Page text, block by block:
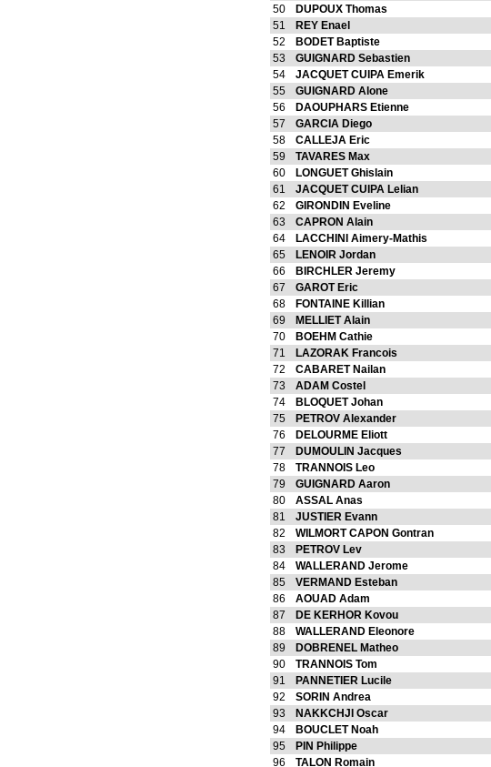
50
DUPOUX Thomas
51
REY Enael
52
BODET Baptiste
53
GUIGNARD Sebastien
54
JACQUET CUIPA Emerik
55
GUIGNARD Alone
56
DAOUPHARS Etienne
57
GARCIA Diego
58
CALLEJA Eric
59
TAVARES Max
60
LONGUET Ghislain
61
JACQUET CUIPA Lelian
62
GIRONDIN Eveline
63
CAPRON Alain
64
LACCHINI Aimery-Mathis
65
LENOIR Jordan
66
BIRCHLER Jeremy
67
GAROT Eric
68
FONTAINE Killian
69
MELLIET Alain
70
BOEHM Cathie
71
LAZORAK Francois
72
CABARET Nailan
73
ADAM Costel
74
BLOQUET Johan
75
PETROV Alexander
76
DELOURME Eliott
77
DUMOULIN Jacques
78
TRANNOIS Leo
79
GUIGNARD Aaron
80
ASSAL Anas
81
JUSTIER Evann
82
WILMORT CAPON Gontran
83
PETROV Lev
84
WALLERAND Jerome
85
VERMAND Esteban
86
AOUAD Adam
87
DE KERHOR Kovou
88
WALLERAND Eleonore
89
DOBRENEL Matheo
90
TRANNOIS Tom
91
PANNETIER Lucile
92
SORIN Andrea
93
NAKKCHJI Oscar
94
BOUCLET Noah
95
PIN Philippe
96
TALON Romain